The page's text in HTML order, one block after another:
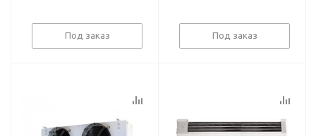
Под заказ Под заказ